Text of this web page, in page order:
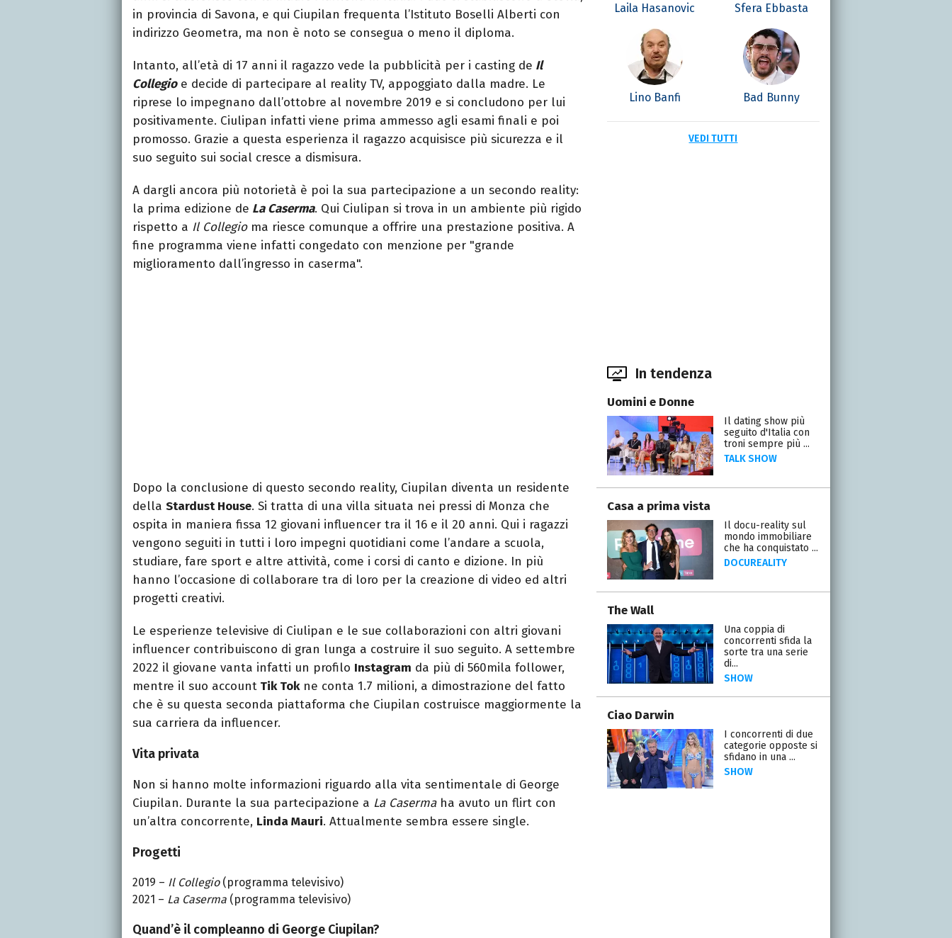
in provincia di Savona, e qui Ciupilan frequenta l’Istituto Boselli Alberti con
indirizzo Geometra, ma non è noto se consegua o meno il diploma.
Intanto, all’età di 17 anni il ragazzo vede la pubblicità per i casting de Il
Collegioe decide di partecipare al reality TV, appoggiato dalla madre. Le
riprese lo impegnano dall’ottobre al novembre 2019 e si concludono per lui
positivamente. Ciulipan infatti viene prima ammesso agli esami finali e poi
promosso. Grazie a questa esperienza il ragazzo acquisisce più sicurezza e il
suo seguito sui social cresce a dismisura.
A dargli ancora più notorietà è poi la sua partecipazione a un secondo reality:
la prima edizione de La Caserma. Qui Ciulipan si trova in un ambiente più rigido
rispetto a Il Collegioma riesce comunque a offrire una prestazione positiva. A
fine programma viene infatti congedato con menzione per "grande
miglioramento dall’ingresso in caserma".
Dopo la conclusione di questo secondo reality, Ciupilan diventa un residente
della Stardust House. Si tratta di una villa situata nei pressi di Monza che
ospita in maniera fissa 12 giovani influencer tra il 16 e il 20 anni. Qui i ragazzi
vengono seguiti in tutti i loro impegni quotidiani come l’andare a scuola,
studiare, fare sport e altre attività, come i corsi di canto e dizione. In più
hanno l’occasione di collaborare tra di loro per la creazione di video ed altri
progetti creativi.
Le esperienze televisive di Ciulipan e le sue collaborazioni con altri giovani
influencer contribuiscono di gran lunga a costruire il suo seguito. A settembre
2022 il giovane vanta infatti un profilo Instagram da più di 560mila follower,
mentre il suo account Tik Tokne conta 1.7 milioni, a dimostrazione del fatto
che è su questa seconda piattaforma che Ciupilan costruisce maggiormente la
sua carriera da influencer.
Vita privata
Non si hanno molte informazioni riguardo alla vita sentimentale di George
Ciupilan. Durante la sua partecipazione a La Casermaha avuto un flirt con
un’altra concorrente, Linda Mauri. Attualmente sembra essere single.
Progetti
2019 – Il Collegio(programma televisivo)
2021 – La Caserma (programma televisivo)
Quand’è il compleanno di George Ciupilan?
Laila Hasanovic Sfera Ebbasta
Lino Banfi Bad Bunny
VEDI TUTTI
In tendenza
Uomini e Donne
Il dating show più
seguito d'Italia con
troni sempre più ...
TALK SHOW
Casa a prima vista
Il docu-reality sul
mondo immobiliare
che ha conquistato ...
DOCUREALITY
The Wall
Una coppia di
concorrenti sfida la
sorte tra una serie
di...
SHOW
Ciao Darwin
I concorrenti di due
categorie opposte si
sfidano in una ...
SHOW